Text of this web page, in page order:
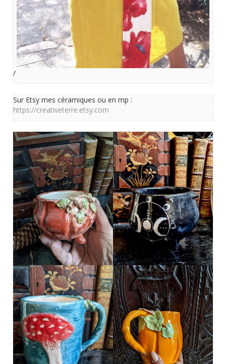
/
Sur Etsy mes céramiques ou en mp :
https://creativeterre.etsy.com